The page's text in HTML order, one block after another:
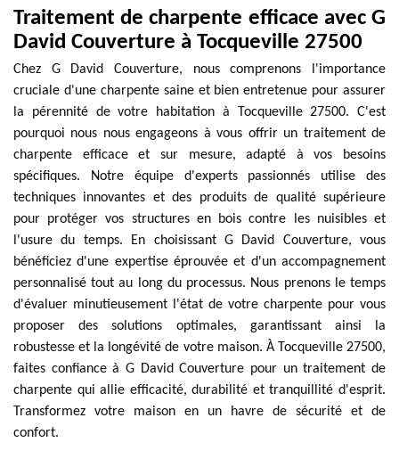
Traitement de charpente efficace avec G
David Couverture à Tocqueville 27500
Chez G David Couverture, nous comprenons l'importance
cruciale d'une charpente saine et bien entretenue pour assurer
la pérennité de votre habitation à Tocqueville 27500. C'est
pourquoi nous nous engageons à vous offrir un traitement de
charpente efficace et sur mesure, adapté à vos besoins
spécifiques. Notre équipe d'experts passionnés utilise des
techniques innovantes et des produits de qualité supérieure
pour protéger vos structures en bois contre les nuisibles et
l'usure du temps. En choisissant G David Couverture, vous
bénéficiez d'une expertise éprouvée et d'un accompagnement
personnalisé tout au long du processus. Nous prenons le temps
d'évaluer minutieusement l'état de votre charpente pour vous
proposer des solutions optimales, garantissant ainsi la
robustesse et la longévité de votre maison. À Tocqueville 27500,
faites confiance à G David Couverture pour un traitement de
charpente qui allie efficacité, durabilité et tranquillité d'esprit.
Transformez votre maison en un havre de sécurité et de
confort.